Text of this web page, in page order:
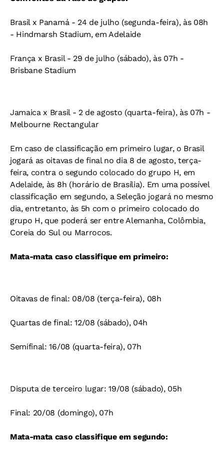
Brasil x Panamá - 24 de julho (segunda-feira), às 08h
- Hindmarsh Stadium, em Adelaide
França x Brasil - 29 de julho (sábado), às 07h -
Brisbane Stadium
Jamaica x Brasil - 2 de agosto (quarta-feira), às 07h -
Melbourne Rectangular
Em caso de classificação em primeiro lugar, o Brasil
jogará as oitavas de final no dia 8 de agosto, terça-
feira, contra o segundo colocado do grupo H, em
Adelaide, às 8h (horário de Brasília). Em uma possível
classificação em segundo, a Seleção jogará no mesmo
dia, entretanto, às 5h com o primeiro colocado do
grupo H, que poderá ser entre Alemanha, Colômbia,
Coreia do Sul ou Marrocos.
Mata-mata caso classifique em primeiro:
Oitavas de final: 08/08 (terça-feira), 08h
Quartas de final: 12/08 (sábado), 04h
Semifinal: 16/08 (quarta-feira), 07h
Disputa de terceiro lugar: 19/08 (sábado), 05h
Final: 20/08 (domingo), 07h
Mata-mata caso classifique em segundo: